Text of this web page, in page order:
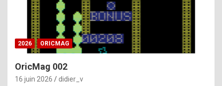
d
i
ff
i
2026 ORICMAG
OricMag 002
16 juin 2026 didier_v